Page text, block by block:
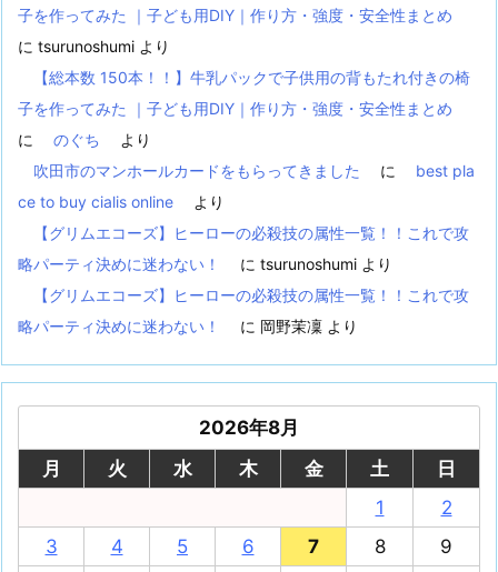
子を作ってみた ｜子ども用DIY｜作り方・強度・安全性まとめ
に tsurunoshumi より
【総本数 150本！！】牛乳パックで子供用の背もたれ付きの椅
子を作ってみた ｜子ども用DIY｜作り方・強度・安全性まとめ
に
のぐち
より
吹田市のマンホールカードをもらってきました
に
best pla
ce to buy cialis online
より
【グリムエコーズ】ヒーローの必殺技の属性一覧！！これで攻
略パーティ決めに迷わない！
に tsurunoshumi より
【グリムエコーズ】ヒーローの必殺技の属性一覧！！これで攻
略パーティ決めに迷わない！
に 岡野茉凜 より
2026年8月
月
火 水 木 金 土 日
1
2
3
4 5 6 7 8
9